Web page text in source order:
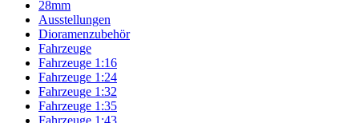
28mm
Ausstellungen
Dioramenzubehör
Fahrzeuge
Fahrzeuge 1:16
Fahrzeuge 1:24
Fahrzeuge 1:32
Fahrzeuge 1:35